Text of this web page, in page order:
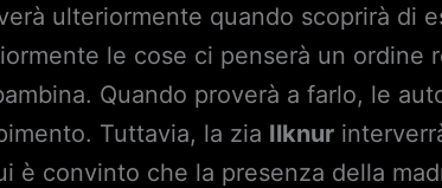
ulteriormente quando scoprirà di
le cose ci penserà un ordine
Quando proverà a farlo, le
Tuttavia, la zia Ilknur
è convinto che la presenza della